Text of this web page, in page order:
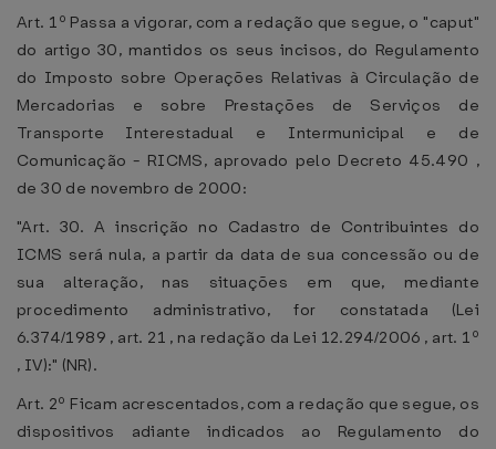
Art. 1º Passa a vigorar, com a redação que segue, o "caput"
do artigo 30, mantidos os seus incisos, do Regulamento
do Imposto sobre Operações Relativas à Circulação de
Mercadorias e sobre Prestações de Serviços de
Transporte Interestadual e Intermunicipal e de
Comunicação - RICMS, aprovado pelo Decreto 45.490 ,
de 30 de novembro de 2000:
"Art. 30. A inscrição no Cadastro de Contribuintes do
ICMS será nula, a partir da data de sua concessão ou de
sua alteração, nas situações em que, mediante
procedimento administrativo, for constatada (Lei
6.374/1989 , art. 21 , na redação da Lei 12.294/2006 , art. 1º
, IV):" (NR).
Art. 2º Ficam acrescentados, com a redação que segue, os
dispositivos adiante indicados ao Regulamento do